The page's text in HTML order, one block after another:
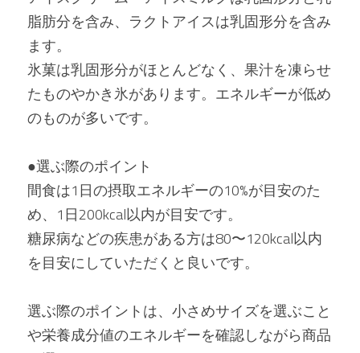
脂肪分を含み、ラクトアイスは乳固形分を含み
ます。
氷菓は乳固形分がほとんどなく、果汁を凍らせ
たものやかき氷があります。エネルギーが低め
のものが多いです。
●選ぶ際のポイント
間食は1日の摂取エネルギーの10%が目安のた
め、1日200kcal以内が目安です。
糖尿病などの疾患がある方は80〜120kcal以内
を目安にしていただくと良いです。
選ぶ際のポイントは、小さめサイズを選ぶこと
や栄養成分値のエネルギーを確認しながら商品